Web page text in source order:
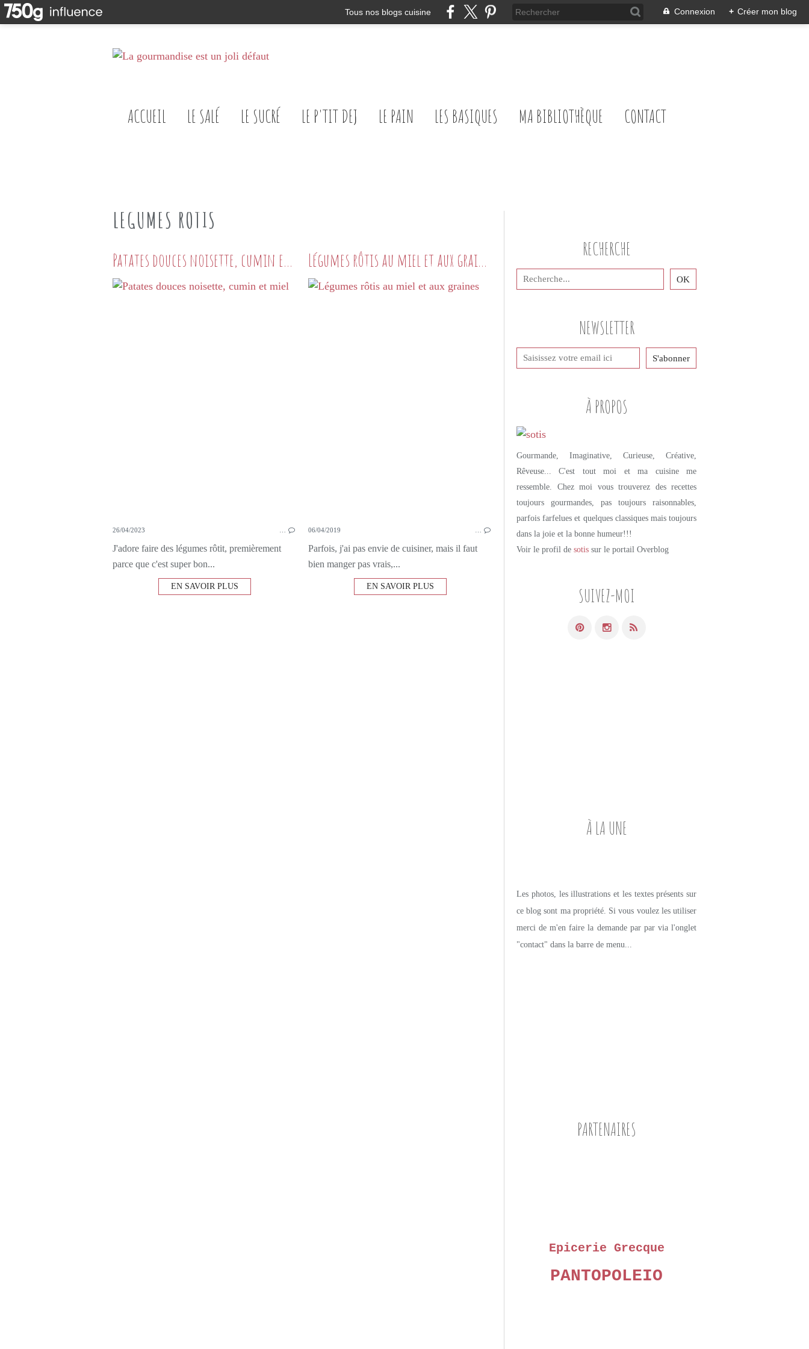
Tous nos blogs cuisine Connexion + Créer mon blog
ACCUEIL LE SALÉ LE SUCRÉ LE P'TIT DEJ LE PAIN LES BASIQUES MA BIBLIOTHÈQUE CONTACT
LEGUMES ROTIS
Patates douces noisette, cumin et miel
PETITS PLATS MAISON
26/04/2023
J'adore faire des légumes rôtit, premièrement
parce que c'est super bon...
EN SAVOIR PLUS
Légumes rôtis au miel et aux graines
PETITS PLATS MAISON
LÉGUMES RÔTIS
GRAINES
AMANDES
06/04/2019
Parfois, j'ai pas envie de cuisiner, mais il faut
bien manger pas vrais,...
EN SAVOIR PLUS
NEWSLETTER
SUIVEZ-MOI
RECHERCHE
À PROPOS
Gourmande, Imaginative, Curieuse, Créative,
Rêveuse... C'est tout moi et ma cuisine me
ressemble. Chez moi vous trouverez des recettes
toujours gourmandes, pas toujours raisonnables,
parfois farfelues et quelques classiques mais toujours
dans la joie et la bonne humeur!!!
Voir le profil de sotis sur le portail Overblog
À LA UNE
Les photos, les illustrations et les textes présents sur
ce blog sont ma propriété. Si vous voulez les utiliser
merci de m'en faire la demande par par via l'onglet
"contact" dans la barre de menu...
PARTENAIRES
Epicerie Grecque
PANTOPOLEIO